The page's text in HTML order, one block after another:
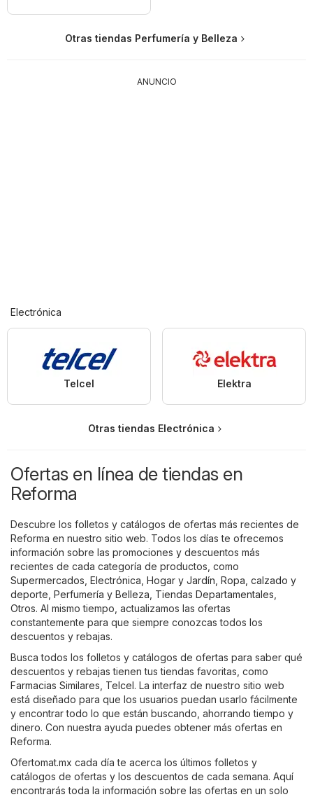
Otras tiendas Perfumería y Belleza
ANUNCIO
Electrónica
Telcel Elektra
Otras tiendas Electrónica
Ofertas en línea de tiendas en
Reforma
Descubre los folletos y catálogos de ofertas más recientes de
Reforma en nuestro sitio web. Todos los días te ofrecemos
información sobre las promociones y descuentos más
recientes de cada categoría de productos, como
Supermercados Electrónica Hogar y Jardín Ropa, calzado y
deporte Perfumería y Belleza Tiendas Departamentales
Otros. Al mismo tiempo, actualizamos las ofertas
constantemente para que siempre conozcas todos los
descuentos y rebajas.
Busca todos los folletos y catálogos de ofertas para saber qué
descuentos y rebajas tienen tus tiendas favoritas, como
Farmacias Similares Telcel. La interfaz de nuestro sitio web
está diseñado para que los usuarios puedan usarlo fácilmente
y encontrar todo lo que están buscando, ahorrando tiempo y
dinero. Con nuestra ayuda puedes obtener más ofertas en
Reforma.
Ofertomat.mx cada día te acerca los últimos folletos y
catálogos de ofertas y los descuentos de cada semana. Aquí
encontrarás toda la información sobre las ofertas en un solo